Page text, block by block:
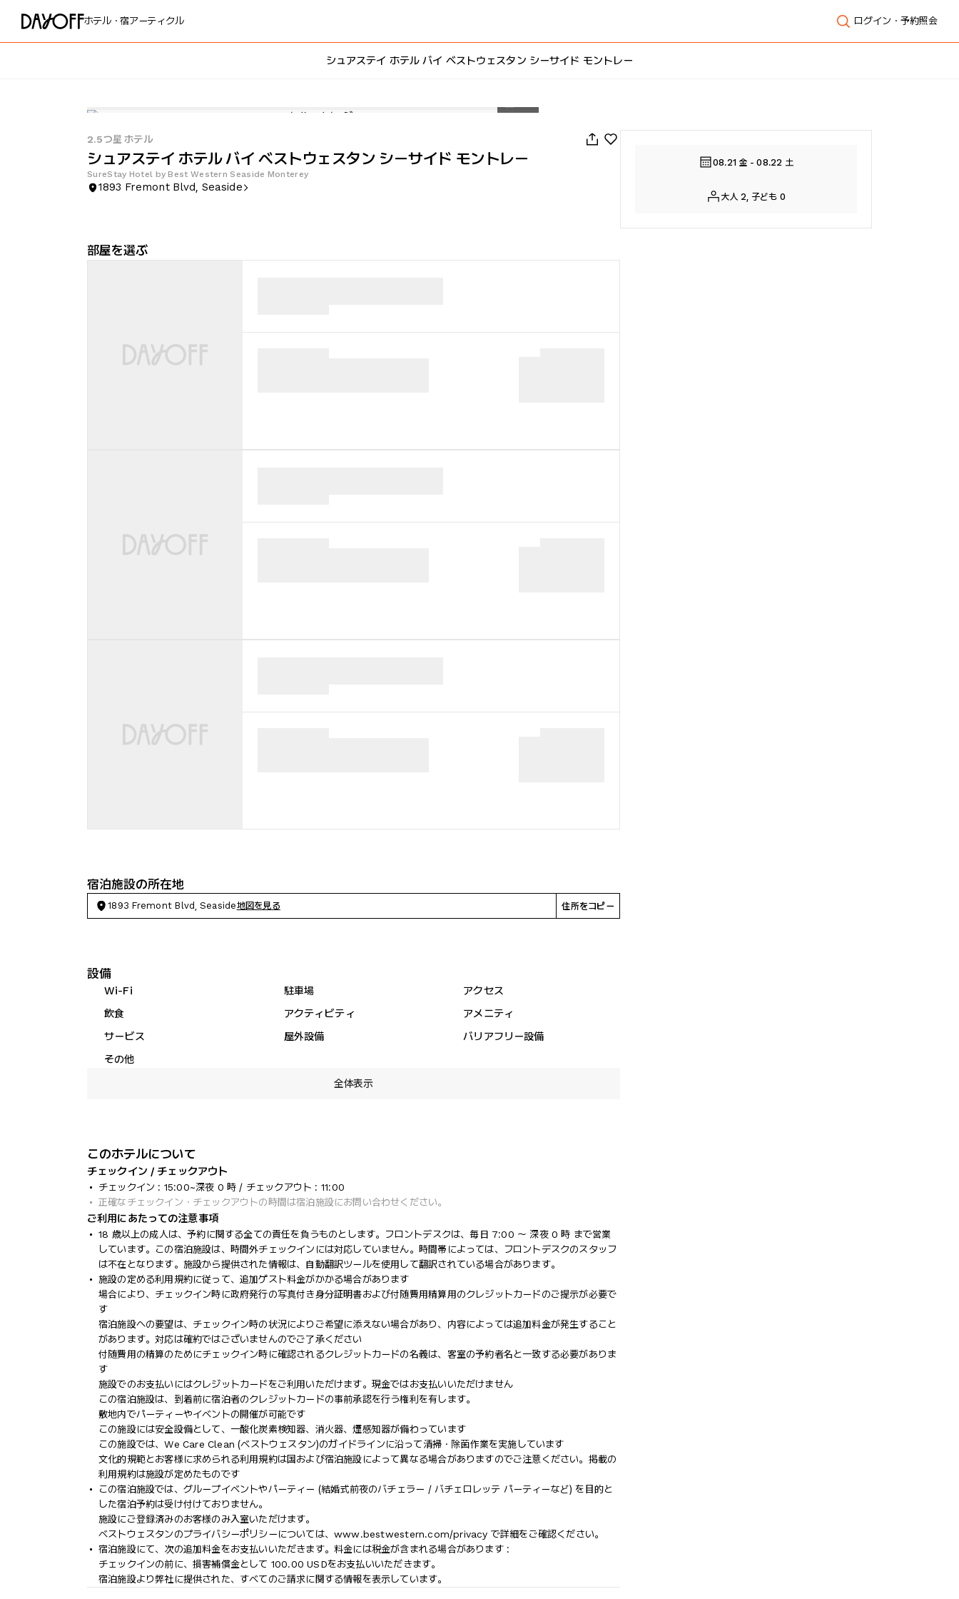
ホテル・宿アーティクル ログイン・予約照会
シュアステイ ホテル バイ ベストウェスタン シーサイド モントレー
2.5つ星 ホテル
シュアステイ ホテル バイ ベストウェスタン シーサイド モントレー
SureStay Hotel by Best Western Seaside Monterey
1893 Fremont Blvd, Seaside
部屋を選ぶ
宿泊施設の所在地
1893 Fremont Blvd, Seaside地図を見る 住所をコピー
設備
Wi-Fi 駐車場
アクセス
飲食
アクティビティ
アメニティ
サービス
屋外設備
バリアフリー設備
その他
全体表示
このホテルについて
チェックイン / チェックアウト
チェックイン : 15:00~深夜 0 時 / チェックアウト : 11:00
正確なチェックイン・チェックアウトの時間は宿泊施設にお問い合わせください。
ご利用にあたっての注意事項
18 歳以上の成人は、予約に関する全ての責任を負うものとします。フロントデスクは、毎日 7:00 ～ 深夜 0 時 まで営業
しています。この宿泊施設は、時間外チェックインには対応していません。時間帯によっては、フロントデスクのスタッフ
は不在となります。施設から提供された情報は、自動翻訳ツールを使用して翻訳されている場合があります。
施設の定める利用規約に従って、追加ゲスト料金がかかる場合があります
場合により、チェックイン時に政府発行の写真付き身分証明書および付随費用精算用のクレジットカードのご提示が必要で
す
宿泊施設への要望は、チェックイン時の状況によりご希望に添えない場合があり、内容によっては追加料金が発生すること
があります。対応は確約ではございませんのでご了承ください
付随費用の精算のためにチェックイン時に確認されるクレジットカードの名義は、客室の予約者名と一致する必要がありま
す
施設でのお支払いにはクレジットカードをご利用いただけます。現金ではお支払いいただけません
この宿泊施設は、到着前に宿泊者のクレジットカードの事前承認を行う権利を有します。
敷地内でパーティーやイベントの開催が可能です
この施設には安全設備として、一酸化炭素検知器、消火器、煙感知器が備わっています
この施設では、We Care Clean (ベストウェスタン)のガイドラインに沿って清掃・除菌作業を実施しています
文化的規範とお客様に求められる利用規約は国および宿泊施設によって異なる場合がありますのでご注意ください。掲載の
利用規約は施設が定めたものです
この宿泊施設では、グループイベントやパーティー (結婚式前夜のバチェラー / バチェロレッテ パーティーなど) を目的と
した宿泊予約は受け付けておりません。
施設にご登録済みのお客様のみ入室いただけます。
ベストウェスタンのプライバシーポリシーについては、www.bestwestern.com/privacy で詳細をご確認ください。
宿泊施設にて、次の追加料金をお支払いいただきます。料金には税金が含まれる場合があります :
チェックインの前に、損害補償金として 100.00 USDをお支払いいただきます。
宿泊施設より弊社に提供された、すべてのご請求に関する情報を表示しています。
08.21 金 - 08.22 土
大人 2, 子ども 0